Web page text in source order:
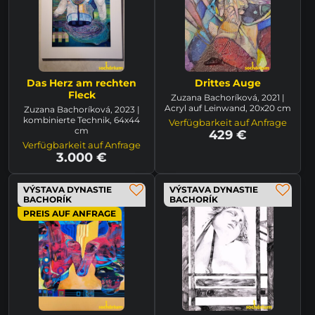
Das Herz am rechten
Fleck
Zuzana Bachoríková, 2023 |
kombinierte Technik, 64x44
cm
Verfügbarkeit auf Anfrage
3.000 €
Drittes Auge
Zuzana Bachoríková, 2021 |
Acryl auf Leinwand, 20x20 cm
Verfügbarkeit auf Anfrage
429 €
VÝSTAVA DYNASTIE
BACHORÍK
PREIS AUF ANFRAGE
VÝSTAVA DYNASTIE
BACHORÍK